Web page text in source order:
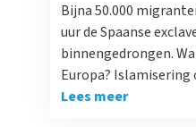
Bijna 50.000
uur de Spaanse
binnengedrongen.
Europa? Islamisering
Lees meer